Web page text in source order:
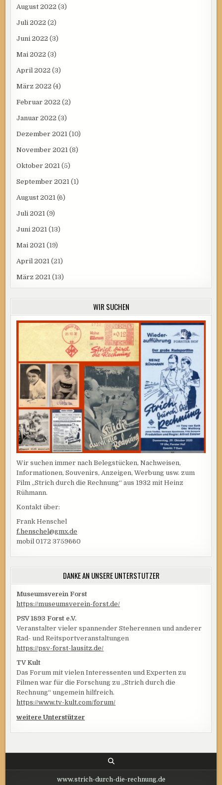
August 2022 (3)
Juli 2022 (2)
Juni 2022 (3)
Mai 2022 (3)
April 2022 (3)
März 2022 (4)
Februar 2022 (2)
Januar 2022 (3)
Dezember 2021 (10)
November 2021 (8)
Oktober 2021 (5)
September 2021 (1)
August 2021 (6)
Juli 2021 (9)
Juni 2021 (13)
Mai 2021 (19)
April 2021 (21)
März 2021 (13)
WIR SUCHEN
Wir suchen immer nach Belegstücken, Nachweisen,
Informationen, Souvenirs, Anzeigen, Werbung usw. zum
Film „Strich durch die Rechnung“ aus 1932 mit Heinz
Rühmann.
Kontakt über:
Frank Henschel
f.henschel@gmx.de
mobil 0172 3759660
DANKE AN UNSERE UNTERSTÜTZER
Museumsverein Forst
https://museumsverein-forst.de/
PSV 1893 Forst e.V.
Veranstalter vieler spannender Steherennen und anderer
Rad- und Reitsportveranstaltungen
https://psv-forst-lausitz.de/
TV Kult
Das Forum mit vielen Interessenten und Experten zu
Filmen war für die Forschung zu „Strich durch die
Rechnung“ ungemein hilfreich.
https://www.tv-kult.com/forum/
weitere Unterstützer
www.strich-durch-die-rechnung.de